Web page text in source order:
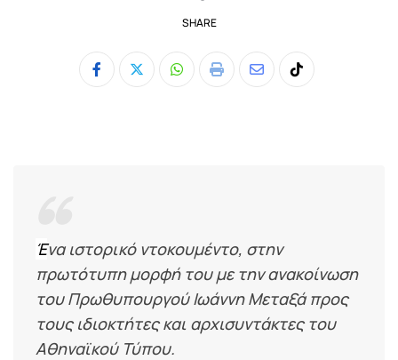
SHARE
Whatsapp
Print
ShareTiktok
Ένα ιστορικό ντοκουμέντο, στην
πρωτότυπη μορφή του με την ανακοίνωση
του Πρωθυπουργού Ιωάννη Μεταξά προς
τους ιδιοκτήτες και αρχισυντάκτες του
Αθηναϊκού Τύπου.